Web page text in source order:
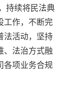
持续将民法典
工作，不断完
法活动，坚持
、法治方式融
各项业务合规